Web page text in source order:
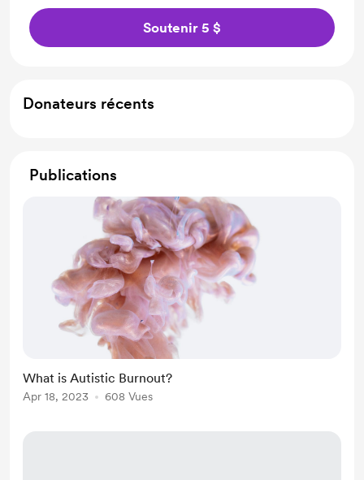
Soutenir 5 $
Donateurs récents
Publications
What is Autistic Burnout?
Apr 18, 2023 608 Vues